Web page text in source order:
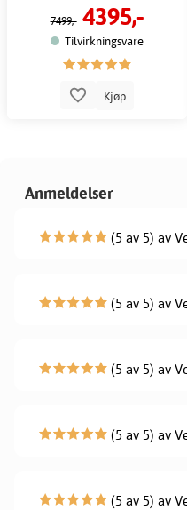
7499,- 4395,-
Tilvirkningsvare
Kjøp
Anmeldelser
(5 av 5) av
(5 av 5) av
(5 av 5) av
(5 av 5) av
(5 av 5) av